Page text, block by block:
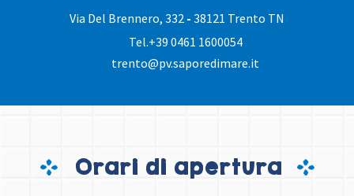
Via Del Brennero, 332 - 38121 Trento TN
Tel.+39 0461 1600054
trento@pv.saporedimare.it
Orari di apertura